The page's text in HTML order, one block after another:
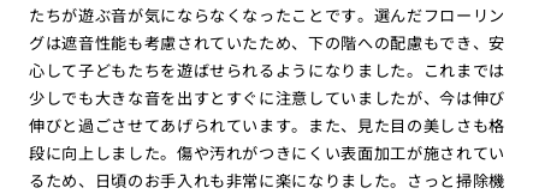
たちが遊ぶ音が気にならなくなったことです。選んだフローリン
グは遮音性能も考慮されていたため、下の階への配慮もでき、安
心して子どもたちを遊ばせられるようになりました。これまでは
少しでも大きな音を出すとすぐに注意していましたが、今は伸び
伸びと過ごさせてあげられています。また、見た目の美しさも格
段に向上しました。傷や汚れがつきにくい表面加工が施されてい
るため、日頃のお手入れも非常に楽になりました。さっと掃除機